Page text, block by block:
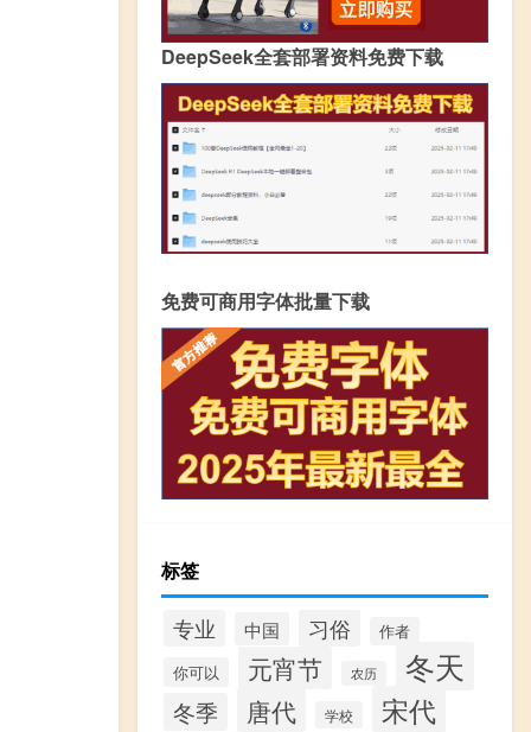
DeepSeek全套部署资料免费下载
免费可商用字体批量下载
标签
专业 中国 习俗 作者
你可以 元宵节 农历 冬天
冬季 唐代 学校 宋代